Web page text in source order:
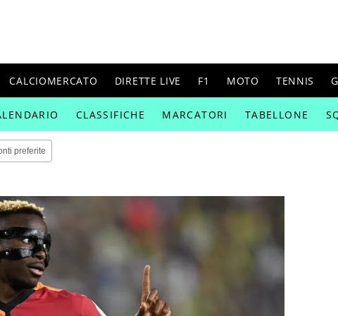
CALCIOMERCATO DIRETTE LIVE F1 MOTO TENNIS
CLASSIFICHE MARCATORI TABELLONE
preferite